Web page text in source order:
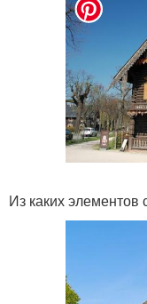
Из каких элементов